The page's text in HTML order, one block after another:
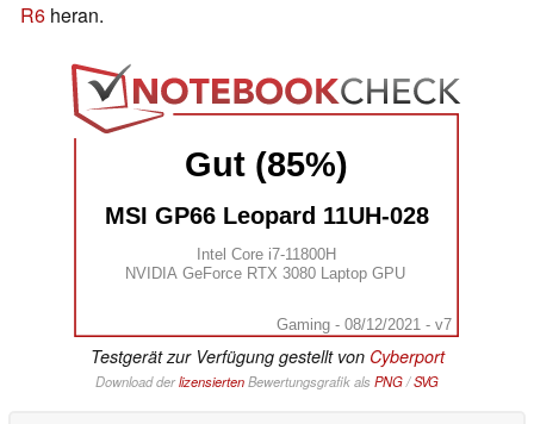
R6 heran.
Gut (85%)
MSI GP66 Leopard 11UH-028
Intel Core i7-11800H
NVIDIA GeForce RTX 3080 Laptop GPU
Gaming - 08/12/2021 - v7
Testgerät zur Verfügung gestellt von Cyberport
Download derlizensiertenBewertungsgrafik als PNG/SVG